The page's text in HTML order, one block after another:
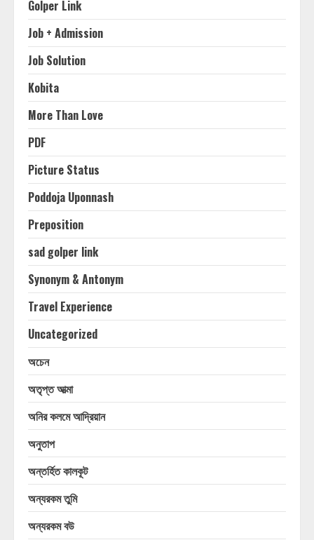
Golper Link
Job + Admission
Job Solution
Kobita
More Than Love
PDF
Picture Status
Poddoja Uponnash
Preposition
sad golper link
Synonym & Antonym
Travel Experience
Uncategorized
অচেন
অতৃপ্ত আত্মা
অনির কলমে আদ্রিয়ান
অনুতাপ
অন্তর্হিত কালকূট
অন্যরকম তুমি
অন্যরকম বউ